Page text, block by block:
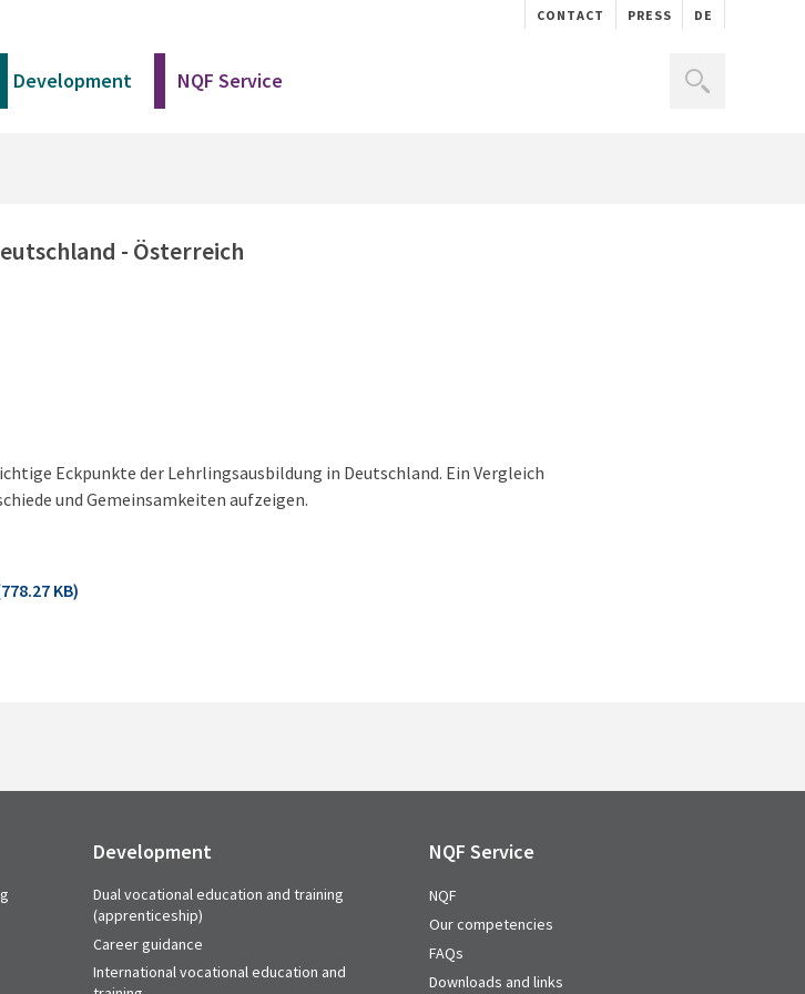
CONTACT PRESS DE
Development NQF Service
- Österreich
Eckpunkte der Lehrlingsausbildung in Deutschland. Ein Vergleich
und Gemeinsamkeiten aufzeigen.
KB)
Development
Dual vocational education and training
(apprenticeship)
Career guidance
International vocational education and
NQF Service
NQF
Our competencies
FAQs
Downloads and links